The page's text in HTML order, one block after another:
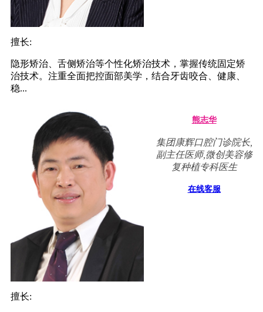
擅长:
隐形矫治、舌侧矫治等个性化矫治技术，掌握传统固定矫
治技术。注重全面把控面部美学，结合牙齿咬合、健康、
稳...
熊志华
集团康辉口腔门诊院长,
副主任医师,微创美容修
复种植专科医生
在线客服
擅长: